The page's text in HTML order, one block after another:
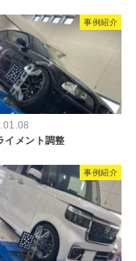
事例紹介
イメント調整
事例紹介